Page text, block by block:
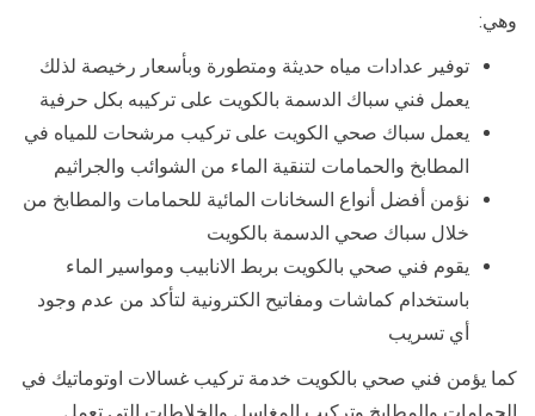
وهي:
توفير عدادات مياه حديثة ومتطورة وبأسعار رخيصة لذلك
يعمل فني سباك الدسمة بالكويت على تركيبه بكل حرفية
يعمل سباك صحي الكويت على تركيب مرشحات للمياه في
المطابخ والحمامات لتنقية الماء من الشوائب والجراثيم
نؤمن أفضل أنواع السخانات المائية للحمامات والمطابخ من
خلال سباك صحي الدسمة بالكويت
يقوم فني صحي بالكويت بربط الانابيب ومواسير الماء
باستخدام كماشات ومفاتيح الكترونية لتأكد من عدم وجود
أي تسريب
كما يؤمن فني صحي بالكويت خدمة تركيب غسالات اوتوماتيك في